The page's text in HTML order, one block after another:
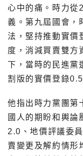
心中的痛。時力從
義。第九屆國會，
法，堅持推動實價
度，消減買賣雙方
下，當時的民進黨
割版的實價登錄0.5
他指出時力黨團第
國人的期盼和輿論
2.0、地價評議委
賣變更及解約情形